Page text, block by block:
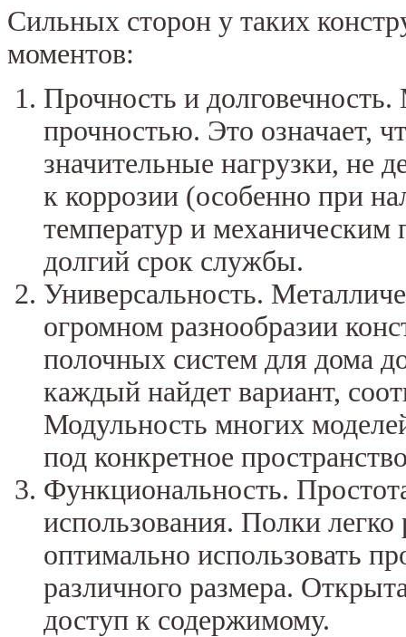
Сильных сторон у таких
моментов:
Прочность и
прочностью. Это означает,
значительные нагрузки, не
к коррозии (особенно при
температур и механическим
долгий срок службы.
Универсальность.
огромном разнообразии
полочных систем для дома
каждый найдет вариант,
Модульность многих
под конкретное
Функциональность.
использования. Полки
оптимально использовать
различного размера.
доступ к содержимому.